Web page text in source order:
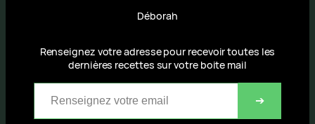
Déborah
Renseignez votre adresse pour recevoir toutes les
dernières recettes sur votre boite mail
Renseignez votre email
➔